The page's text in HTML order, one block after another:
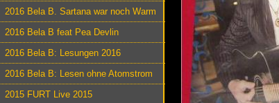
2016 Bela B. Sartana war noch Warm
2016 Bela B feat Pea Devlin
2016 Bela B: Lesungen 2016
2016 Bela B: Lesen ohne Atomstrom
2015 FURT Live 2015